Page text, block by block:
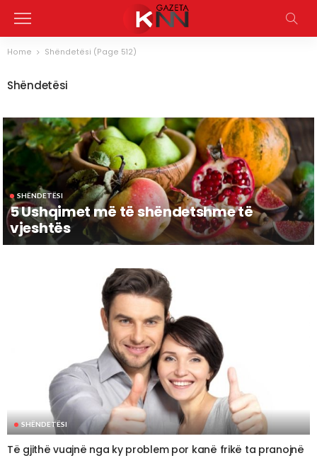
Home Shëndetësi (Page 512)
Shëndetësi
SHËNDETËSI
5 Ushqimet më të shëndetshme të
vjeshtës
SHËNDETËSI
Të gjithë vuajnë nga ky problem por kanë frikë ta pranojnë